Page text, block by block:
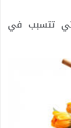
تتسبب في